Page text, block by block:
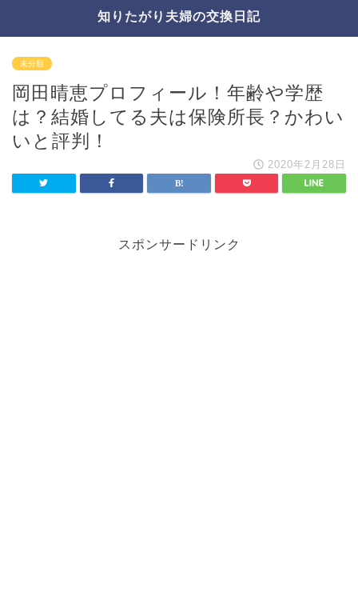
知りたがり夫婦の交換日記
未分類
岡田晴恵プロフィール！年齢や学歴
は？結婚してる夫は保険所長？かわい
いと評判！
2020年2月28日
スポンサードリンク